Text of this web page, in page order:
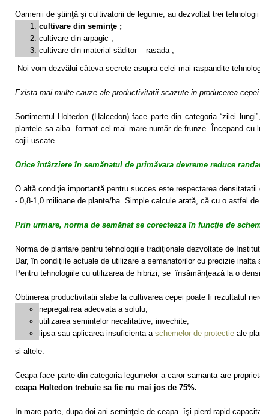
Oamenii de ştiinţă şi cultivatorii de legume, au dezvoltat trei tehnologii
cultivare din seminţe ;
cultivare din arpagic ;
cultivare din material săditor – rasada ;
Noi vom dezvălui câteva secrete asupra celei mai raspandite
Exista mai multe cauze ale productivitatii scazute in producerea cepei.
Sortimentul Holtedon (Halcedon) face parte din categoria “zilei
plantele sa aiba format cel mai mare număr de frunze. Începand cu
cojii uscate.
Orice întârziere în semănatul de primăvara devreme reduce
O altă condiţie importantă pentru succes este respectarea densitatatii
- 0,8-1,0 milioane de plante/ha. Simple calcule arată, că cu o astfel de
Prin urmare, norma de semănat se corecteaza în funcţie de
Norma de plantare pentru tehnologiile tradiţionale dezvoltate de
Dar, în condiţiile actuale de utilizare a semanatorilor cu precizie inalta
Pentru tehnologiile cu utilizarea de hibrizi, se însămânţează la o
Obtinerea productivitatii slabe la cultivarea cepei poate fi rezultatul
nepregatirea adecvata a solulu;
utilizarea semintelor necalitative, invechite;
lipsa sau aplicarea insuficienta a schemelor de protectie ale
si altele.
Ceapa face parte din categoria legumelor a caror samanta are
ceapa Holtedon trebuie sa fie nu mai jos de 75%.
In mare parte, dupa doi ani seminţele de ceapa îşi pierd rapid